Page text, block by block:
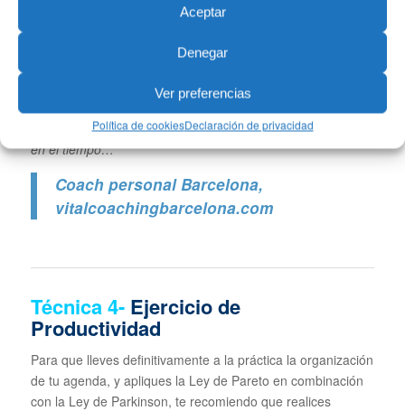
Aceptar
Denegar
Ver preferencias
Política de cookiesDeclaración de privacidad
«No importa lo que te pase importa
Te espero para gestionar con éxito cualquier dificultad o
reto que la vida ponga en tu camino, para resolverlo y
avanzar de una forma muy resolutiva, sólida y consistente
en el tiempo…
Coach personal Barcelona,
vitalcoachingbarcelona.com
Técnica4-Ejercicio de
Productividad
Para que lleves definitivamente a la práctica la organización
de tu agenda, y apliques la Ley de Pareto en combinación
con la Ley de Parkinson, te recomiendo que realices